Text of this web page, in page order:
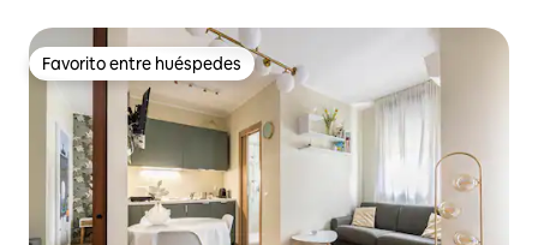
Favorito entre huéspedes
Favorito entre huéspedes